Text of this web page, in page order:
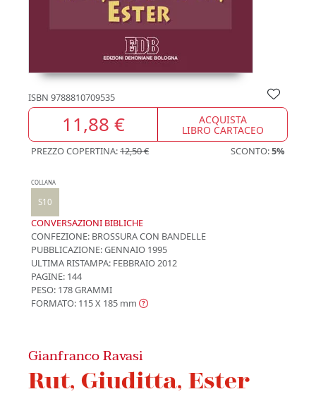
ISBN 9788810709535
11,88 € ACQUISTA
LIBRO CARTACEO
PREZZO COPERTINA:12,50 € SCONTO:5%
COLLANA
S10
CONVERSAZIONI BIBLICHE
CONFEZIONE: BROSSURA CON BANDELLE
PUBBLICAZIONE:GENNAIO 1995
ULTIMA RISTAMPA: FEBBRAIO 2012
PAGINE: 144
PESO: 178 GRAMMI
FORMATO: 115 X 185 mm
Gianfranco Ravasi
Rut, Giuditta, Ester